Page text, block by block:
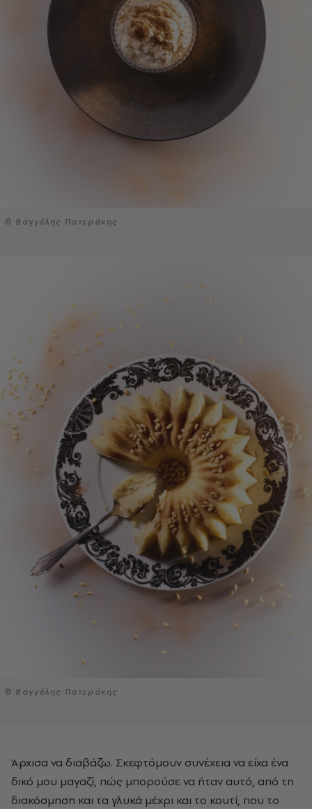
© Βαγγέλης Πατεράκης
© Βαγγέλης Πατεράκης
Άρχισα να διαβάζω. Σκεφτόμουν συνέχεια να είχα ένα
δικό μου μαγαζί, πώς μπορούσε να ήταν αυτό, από τη
διακόσμηση και τα γλυκά μέχρι και το κουτί, που το